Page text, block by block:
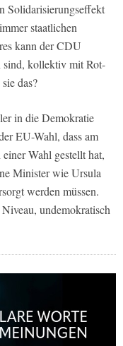
Solidarisierungseffekt
staatlichen
kann der CDU
sind, kollektiv mit Rot-
das?
in die Demokratie
EU-Wahl, dass am
Wahl gestellt hat,
Minister wie Ursula
werden müssen.
undemokratisch